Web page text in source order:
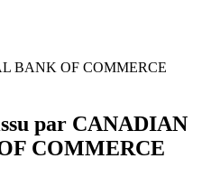
BANK OF COMMERCE
par CANADIAN
COMMERCE